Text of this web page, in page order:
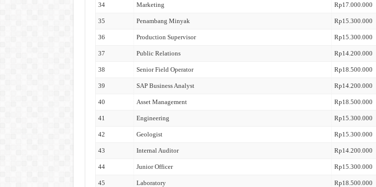
34 Marketing Rp17.000.000
35 Penambang Minyak Rp15.300.000
36 Production Supervisor Rp15.300.000
37 Public Relations Rp14.200.000
38 Senior Field Operator Rp18.500.000
39 SAP Business Analyst Rp14.200.000
40 Asset Management Rp18.500.000
41 Engineering Rp15.300.000
42 Geologist Rp15.300.000
43 Internal Auditor Rp14.200.000
44 Junior Officer Rp15.300.000
45 Laboratory Rp18.500.000